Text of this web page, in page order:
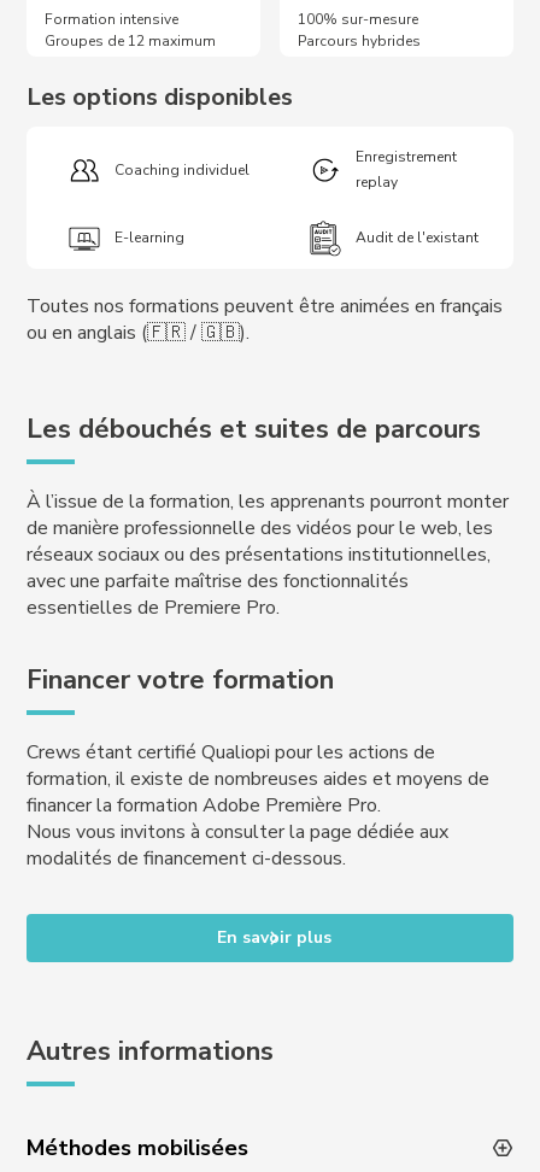
Formation intensive
Groupes de 12 maximum
100% sur-mesure
Parcours hybrides
Les options disponibles
Coaching individuel
Enregistrement
replay
E-learning Audit de l'existant
Toutes nos formations peuvent être animées en français
ou en anglais (🇫🇷 / 🇬🇧).
Les débouchés et suites de parcours
À l’issue de la formation, les apprenants pourront monter
de manière professionnelle des vidéos pour le web, les
réseaux sociaux ou des présentations institutionnelles,
avec une parfaite maîtrise des fonctionnalités
essentielles de Premiere Pro.
Financer votre formation
Crews étant certifié Qualiopi pour les actions de
formation, il existe de nombreuses aides et moyens de
financer la formation Adobe Première Pro.
Nous vous invitons à consulter la page dédiée aux
modalités de financement ci-dessous.
En savoir plus
Autres informations
Méthodes mobilisées